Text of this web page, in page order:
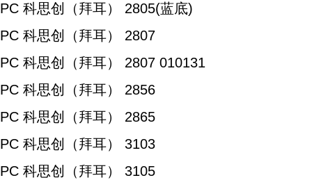
PC 科思创（拜耳） 2805(蓝底)
PC 科思创（拜耳） 2807
PC 科思创（拜耳） 2807 010131
PC 科思创（拜耳） 2856
PC 科思创（拜耳） 2865
PC 科思创（拜耳） 3103
PC 科思创（拜耳） 3105